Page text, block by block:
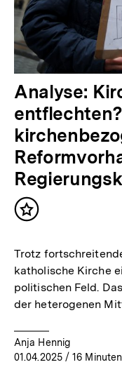
Analyse:
Inhalt
Trotz
katholische Kirche
politischen Feld.
der heterogenen
Anja Hennig
01.04.2025/ 16